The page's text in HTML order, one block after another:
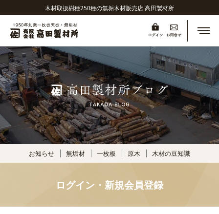
木材取扱樹種250種の無垢木材販売店 高田製材所
メニ
お知らせ 無垢材 一枚板 原木 木材の豆知識
ログイン・新規会員登録